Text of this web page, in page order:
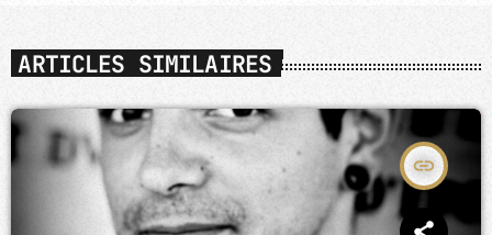
ARTICLES SIMILAIRES
insert_link